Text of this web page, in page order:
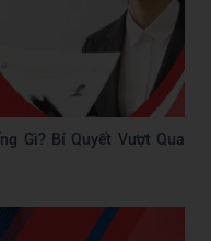
Gì? Bí Quyết Vượt Qua